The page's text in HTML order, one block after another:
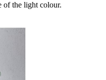
of the light colour.